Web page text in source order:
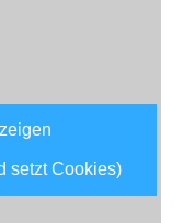
setzt Cookies)